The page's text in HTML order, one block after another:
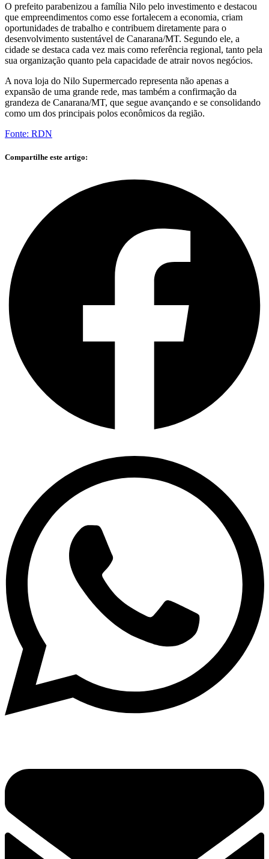
O prefeito parabenizou a família Nilo pelo investimento e destacou
que empreendimentos como esse fortalecem a economia, criam
oportunidades de trabalho e contribuem diretamente para o
desenvolvimento sustentável de Canarana/MT. Segundo ele, a
cidade se destaca cada vez mais como referência regional, tanto pela
sua organização quanto pela capacidade de atrair novos negócios.
A nova loja do Nilo Supermercado representa não apenas a
expansão de uma grande rede, mas também a confirmação da
grandeza de Canarana/MT, que segue avançando e se consolidando
como um dos principais polos econômicos da região.
Fonte: RDN
Compartilhe este artigo: